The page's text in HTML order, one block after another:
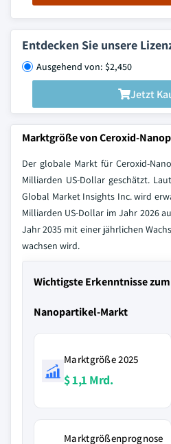
Entdecken Sie unsere
Ausgehend von: $2,450
Jetzt
Marktgröße von Ceroxid-
Der globale Markt für Ceroxid-
Milliarden US-Dollar geschätzt.
Global Market Insights Inc. wird
Milliarden US-Dollar im Jahr 2026
Jahr 2035 mit einer jährlichen
wachsen wird.
Wichtigste Erkenntnisse
Nanopartikel-Markt
Marktgröße 2025
$ 1,1 Mrd.
Marktgrößenprognose